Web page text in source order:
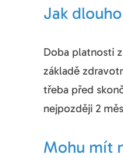
Jak
Doba platnosti
základě
třeba před
nejpozději 2
Mohu mít